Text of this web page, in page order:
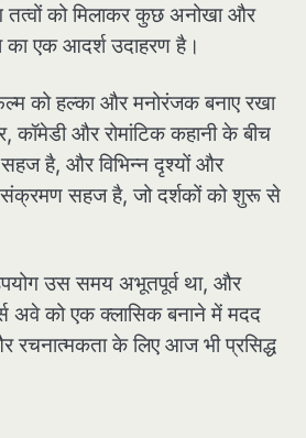
को मिलाकर कुछ अनोखा और
का एक आदर्श उदाहरण है।
को हल्का और मनोरंजक बनाए रखा
कॉमेडी और रोमांटिक कहानी के बीच
है, और विभिन्न दृश्यों और
संक्रमण सहज है, जो दर्शकों को शुरू से
उस समय अभूतपूर्व था, और
अवे को एक क्लासिक बनाने में मदद
रचनात्मकता के लिए आज भी प्रसिद्ध